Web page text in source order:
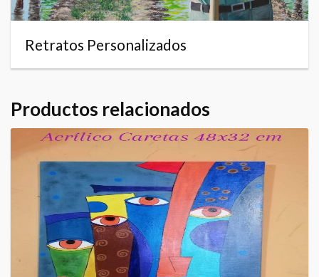
Retratos Personalizados
Productos relacionados